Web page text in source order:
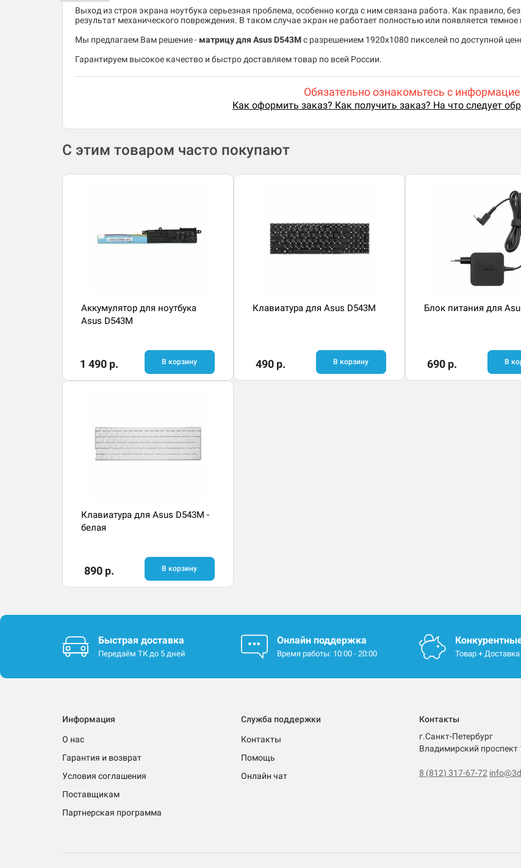
Выход из строя экрана ноутбука серьезная проблема, особенно когда с ним связана работа. Как правило,
результат механического повреждения. В таком случае экран не работает полностью или появляется
Мы предлагаем Вам решение - матрицу для Asus D543Mc разрешением 1920x1080 пикселей по доступной
Гарантируем высокое качество и быстро доставляем товар по всей России.
Обязательно ознакомьтесь с
Как оформить заказ? Как получить заказ? На что следует
С этим товаром часто покупают
Аккумулятор для ноутбука
Asus D543M
1 490 р. В корзину
Клавиатура для Asus D543M
490 р. В корзину
Блок питания для
690 р. В
Клавиатура для Asus D543M -
белая
890 р. В корзину
Быстрая доставка
Передаём ТК до 5 дней
Онлайн поддержка
Время работы: 10:00 - 20:00 Товар +
Информация
О нас
Гарантия и возврат
Условия соглашения
Поставщикам
Партнерская программа
Служба поддержки
Контакты
Помощь
Онлайн чат
Контакты
г.Санкт-Петербург
Владимирский проспект
8 (812) 317-67-72